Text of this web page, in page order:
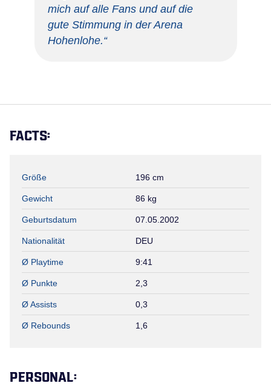
mich auf alle Fans und auf die
gute Stimmung in der Arena
Hohenlohe.“
FACTS:
Größe 196 cm
Gewicht 86 kg
Geburtsdatum 07.05.2002
Nationalität DEU
Ø Playtime 9:41
Ø Punkte 2,3
Ø Assists 0,3
Ø Rebounds 1,6
PERSONAL: